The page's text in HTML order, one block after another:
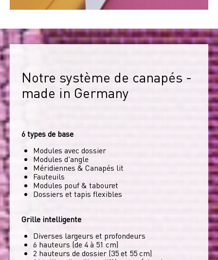
Notre système de canapés -
made in Germany
6 types de base
Modules avec dossier
Modules d'angle
Méridiennes & Canapés lit
Fauteuils
Modules pouf & tabouret
Dossiers et tapis flexibles
Grille intelligente
Diverses largeurs et profondeurs
6 hauteurs (de 4 à 51 cm)
2 hauteurs de dossier (35 et 55 cm)